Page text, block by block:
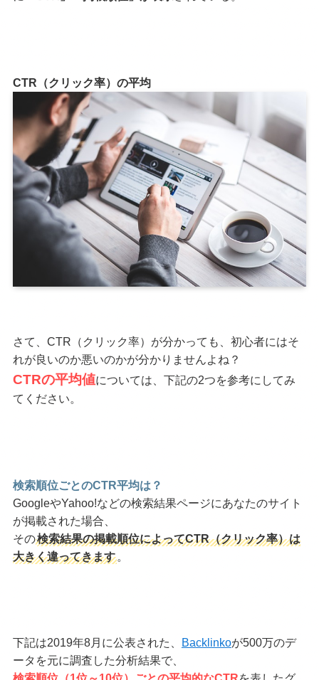
CTR（クリック率）の平均
さて、CTR（クリック率）が分かっても、初心者にはそ
れが良いのか悪いのかが分かりませんよね？
CTRの平均値については、下記の2つを参考にしてみ
てください。
検索順位ごとのCTR平均は？
GoogleやYahoo!などの検索結果ページにあなたのサイト
が掲載された場合、
その検索結果の掲載順位によってCTR（クリック率）は
大きく違ってきます
下記は2019年8月に公表された、 Backlinkoが500万のデ
ータを元に調査した分析結果で、